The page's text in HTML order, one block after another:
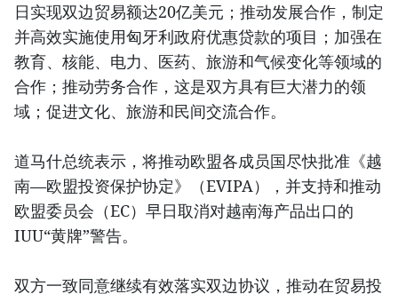
日实现双边贸易额达20亿美元；推动发展合作，制定
并高效实施使用匈牙利政府优惠贷款的项目；加强在
教育、核能、电力、医药、旅游和气候变化等领域的
合作；推动劳务合作，这是双方具有巨大潜力的领
域；促进文化、旅游和民间交流合作。
道马什总统表示，将推动欧盟各成员国尽快批准《越
南—欧盟投资保护协定》（EVIPA），并支持和推动
欧盟委员会（EC）早日取消对越南海产品出口的
IUU“黄牌”警告。
双方一致同意继续有效落实双边协议，推动在贸易投